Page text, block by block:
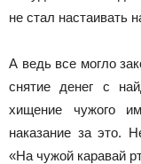
не стал настаивать
А ведь все могло
снятие денег с
хищение чужого
наказание за это.
«На чужой каравай